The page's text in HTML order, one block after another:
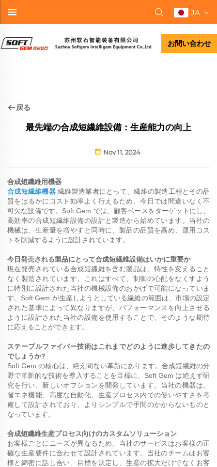
JA
お問い合わせ
戻る
最先端の合成短繊維設備：生産能力の向上
Nov 11, 2024
合成短繊維用機器
合成短繊維機器繊維製造業者にとって、繊維の製造工程とその品
質をはるかにコスト効率よく行えるため、今日では間違いなく不
可欠な設備です。Soft Gem では、顧客ベースをターゲットにし、
高効率の合成短繊維設備の設計と製造から始めています。当社の
機械は、生産量を増やすと同時に、製品の品質を高め、運用コス
トを削減するように設計されています。
今日発売される製品にとって合成短繊維設備はいかに重要か
現在発売されている合成短繊維を含む製品は、特性を変えること
なく製造されています。これはすべて、制御の心配をなくすよう
に特別に設計された当社の機械設備のおかげで可能になっていま
す。Soft Gem が生産しようとしている繊維の範囲は、市場の設定
された基準によって異なりますが、パフォーマンスを向上させる
ように設計された当社の設備を使用することで、そのような期待
に応えることができます。
ステープルファイバー技術はこれまでどのように進歩してきたの
でしょうか?
Soft Gem の核心は、絶え間ない革新にあります。合成短繊維の分
野で革新的な技術を導入することを目標に、Soft Gem は絶えず研
究を行い、新しいオプションを開発しています。当社の機器は、
省エネ機能、高度な自動化、生産プロセス内での使いやすさを考
慮して設計されており、よりシンプルで手間のかからないものと
なっています。
合成短繊維生産プロセス向けのカスタムソリューション
お客様ごとにニーズが異なるため、当社のサービスはお客様の正
確な生産要件に合わせて設計されています。当社のチームはお客
様と綿密に話し合い、目標を決定し、生産の拡大だけでなくお客